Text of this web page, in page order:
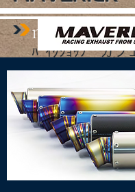
mo​tor cycle
ﾊﾞｲｸｼｮｯﾌﾟ カフ